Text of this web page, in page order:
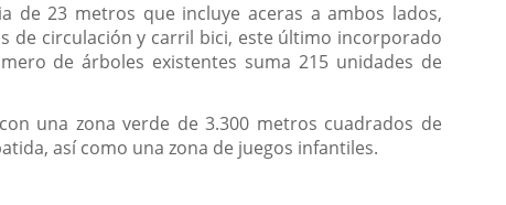
de 23 metros que incluye aceras a ambos lados,
de circulación y carril bici, este último incorporado
de árboles existentes suma 215 unidades de
una zona verde de 3.300 metros cuadrados de
así como una zona de juegos infantiles.